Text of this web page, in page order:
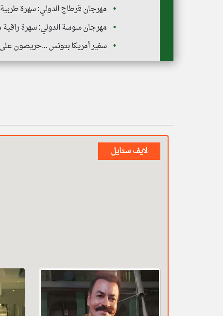
مهرجان قرطاج الدولي: سهرة
مهرجان سوسة الدولي: سهرة راقية
سفير أمريكا بتونس ...حريصون على
لايف ستايل